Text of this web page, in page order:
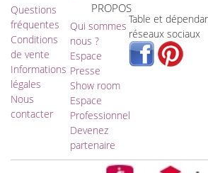
Questions
fréquentes
Conditions
de vente
Informations
légales
Nous
contacter
PROPOS
Qui sommes
nous ?
Espace
Presse
Show room
Espace
Professionnel
Devenez
partenaire
Table et
réseaux sociaux